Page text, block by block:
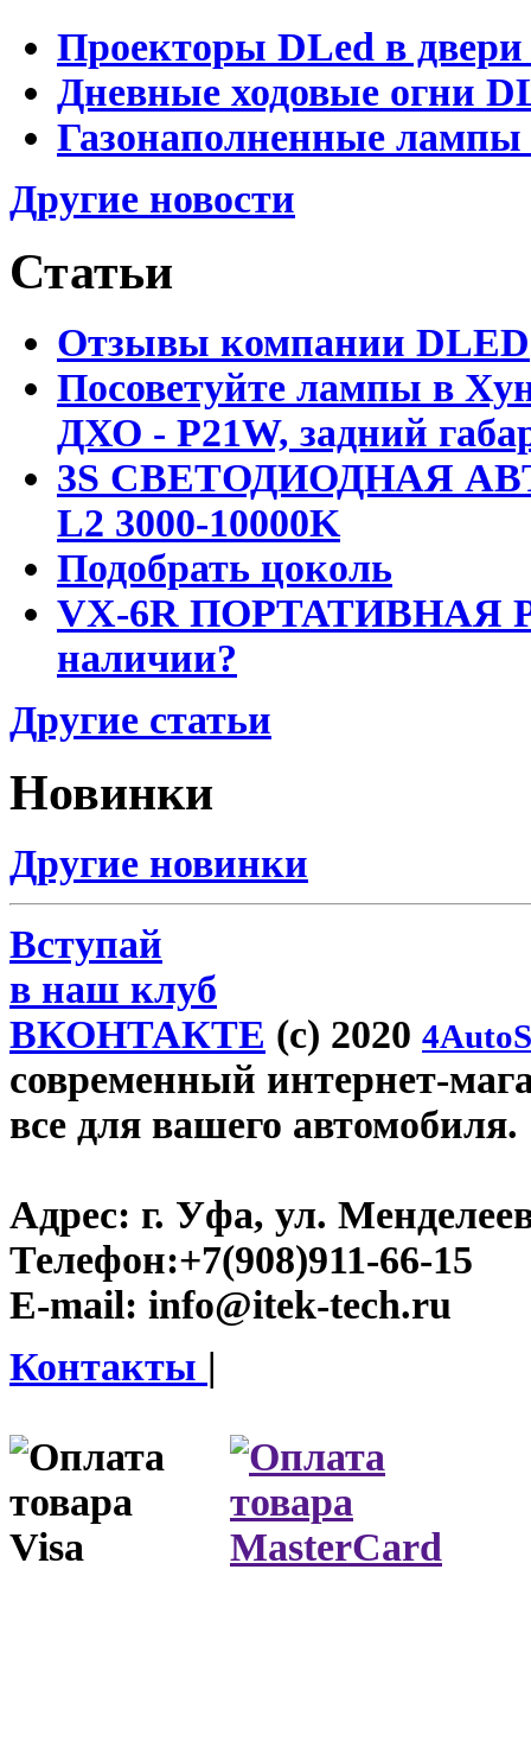
Проекторы DLed в
Дневные ходовые огни
Газонаполненные
Другие новости
Статьи
Отзывы компании DLED
Посоветуйте лампы в
ДХО - P21W, задний
3S СВЕТОДИОДНАЯ
L2 3000-10000K
Подобрать цоколь
VX-6R ПОРТАТИВНАЯ
наличии?
Другие статьи
Новинки
Другие новинки
Вступай
в наш клуб
ВКОНТАКТЕ (c) 2020
современный интернет-
все для вашего автомобиля.
Адрес: г. Уфа, ул.
Телефон:+7(908)911-66-15
E-mail: info@itek-tech.ru
Контакты |